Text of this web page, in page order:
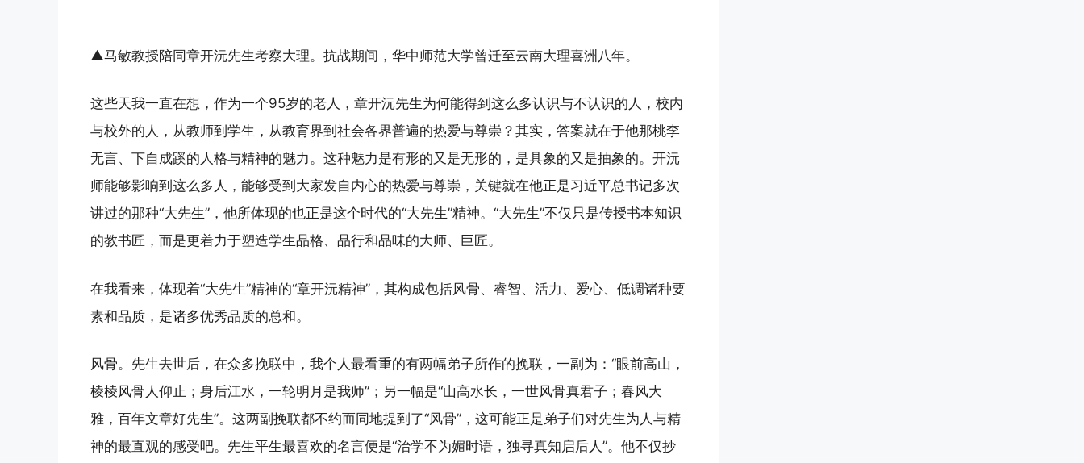
▲马敏教授陪同章开沅先生考察大理。抗战期间，华中师范大学曾迁至云南大理喜洲八年。
这些天我一直在想，作为一个95岁的老人，章开沅先生为何能得到这么多认识与不认识的人，校内
与校外的人，从教师到学生，从教育界到社会各界普遍的热爱与尊崇？其实，答案就在于他那桃李
无言、下自成蹊的人格与精神的魅力。这种魅力是有形的又是无形的，是具象的又是抽象的。开沅
师能够影响到这么多人，能够受到大家发自内心的热爱与尊崇，关键就在他正是习近平总书记多次
讲过的那种“大先生”，他所体现的也正是这个时代的“大先生”精神。“大先生”不仅只是传授书本知识
的教书匠，而是更着力于塑造学生品格、品行和品味的大师、巨匠。
在我看来，体现着“大先生”精神的“章开沅精神”，其构成包括风骨、睿智、活力、爱心、低调诸种要
素和品质，是诸多优秀品质的总和。
风骨。先生去世后，在众多挽联中，我个人最看重的有两幅弟子所作的挽联，一副为：“眼前高山，
棱棱风骨人仰止；身后江水，一轮明月是我师”；另一幅是“山高水长，一世风骨真君子；春风大
雅，百年文章好先生”。这两副挽联都不约而同地提到了“风骨”，这可能正是弟子们对先生为人与精
神的最直观的感受吧。先生平生最喜欢的名言便是“治学不为媚时语，独寻真知启后人”。他不仅抄